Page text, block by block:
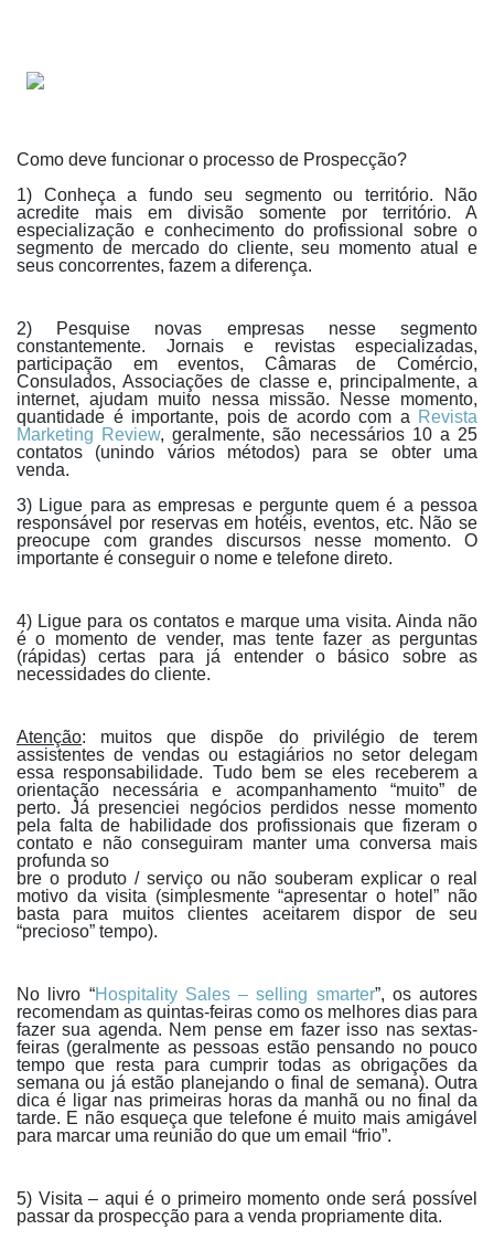
Como deve funcionar o processo de Prospecção?
1) Conheça a fundo seu segmento ou território. Não
acredite mais em divisão somente por território. A
especialização e conhecimento do profissional sobre o
segmento de mercado do cliente, seu momento atual e
seus concorrentes, fazem a diferença.
2) Pesquise novas empresas nesse segmento
constantemente. Jornais e revistas especializadas,
participação em eventos, Câmaras de Comércio,
Consulados, Associações de classe e, principalmente, a
internet, ajudam muito nessa missão. Nesse momento,
quantidade é importante, pois de acordo com a Revista
Marketing Review, geralmente, são necessários 10 a 25
contatos (unindo vários métodos) para se obter uma
venda.
3) Ligue para as empresas e pergunte quem é a pessoa
responsável por reservas em hotéis, eventos, etc. Não se
preocupe com grandes discursos nesse momento. O
importante é conseguir o nome e telefone direto.
4) Ligue para os contatos e marque uma visita. Ainda não
é o momento de vender, mas tente fazer as perguntas
(rápidas) certas para já entender o básico sobre as
necessidades do cliente.
Atenção: muitos que dispõe do privilégio de terem
assistentes de vendas ou estagiários no setor delegam
essa responsabilidade. Tudo bem se eles receberem a
orientação necessária e acompanhamento “muito” de
perto. Já presenciei negócios perdidos nesse momento
pela falta de habilidade dos profissionais que fizeram o
contato e não conseguiram manter uma conversa mais
profunda so
bre o produto / serviço ou não souberam explicar o real
motivo da visita (simplesmente “apresentar o hotel” não
basta para muitos clientes aceitarem dispor de seu
“precioso” tempo).
No livro “Hospitality Sales – selling smarter”, os autores
recomendam as quintas-feiras como os melhores dias para
fazer sua agenda. Nem pense em fazer isso nas sextas-
feiras (geralmente as pessoas estão pensando no pouco
tempo que resta para cumprir todas as obrigações da
semana ou já estão planejando o final de semana). Outra
dica é ligar nas primeiras horas da manhã ou no final da
tarde. E não esqueça que telefone é muito mais amigável
para marcar uma reunião do que um email “frio”.
5) Visita – aqui é o primeiro momento onde será possível
passar da prospecção para a venda propriamente dita.